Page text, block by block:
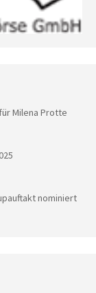
Milena Protte
nominiert